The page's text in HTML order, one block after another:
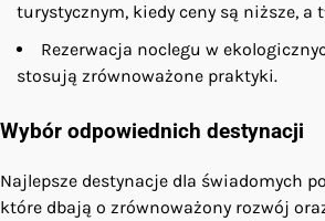
turystycznym, kiedy ceny są niższe, a
Rezerwacja noclegu w
stosują zrównoważone praktyki.
Wybór odpowiednich destynacji
Najlepsze destynacje dla świadomych
które dbają o zrównoważony rozwój